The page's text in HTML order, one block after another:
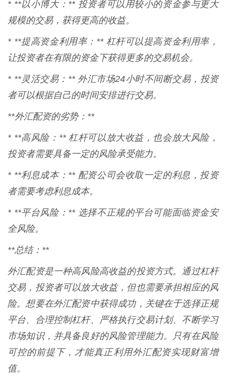
* **以小博大：** 投资者可以用较小的资金参与更大
规模的交易，获得更高的收益。
* **提高资金利用率：** 杠杆可以提高资金利用率，
让投资者在有限的资金下获得更多的交易机会。
* **灵活交易：** 外汇市场24小时不间断交易，投资
者可以根据自己的时间安排进行交易。
**外汇配资的劣势：**
* **高风险：** 杠杆可以放大收益，也会放大风险，
投资者需要具备一定的风险承受能力。
* **利息成本：** 配资公司会收取一定的利息，投资
者需要考虑利息成本。
* **平台风险：** 选择不正规的平台可能面临资金安
全风险。
**总结：**
外汇配资是一种高风险高收益的投资方式。通过杠杆
交易，投资者可以放大收益，但也需要承担相应的风
险。想要在外汇配资中获得成功，关键在于选择正规
平台、合理控制杠杆、严格执行交易计划、不断学习
市场知识，并具备良好的风险管理能力。只有在风险
可控的前提下，才能真正利用外汇配资实现财富增
值。